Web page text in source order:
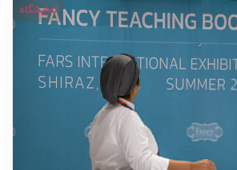
نمایشگاه